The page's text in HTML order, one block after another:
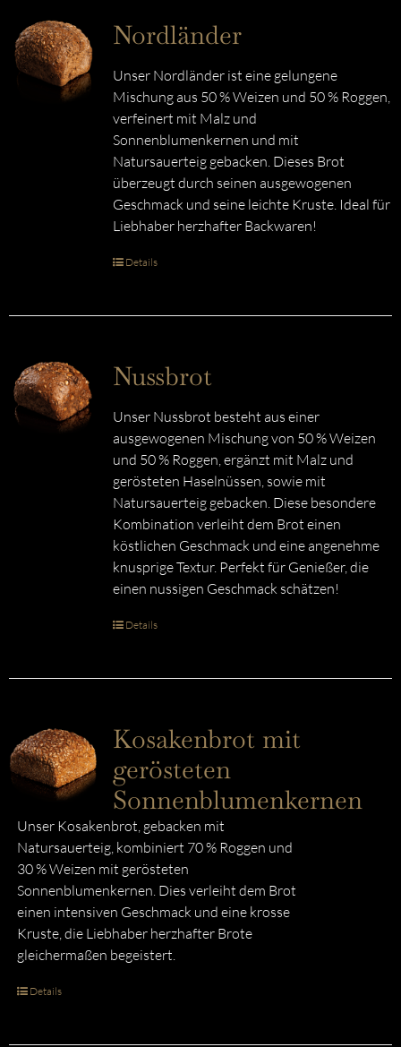
Nordländer
Unser Nordländer ist eine gelungene
Mischung aus 50 % Weizen und 50 % Roggen,
verfeinert mit Malz und
Sonnenblumenkernen und mit
Natursauerteig gebacken. Dieses Brot
überzeugt durch seinen ausgewogenen
Geschmack und seine leichte Kruste. Ideal für
Liebhaber herzhafter Backwaren!
Details
Nussbrot
Unser Nussbrot besteht aus einer
ausgewogenen Mischung von 50 % Weizen
und 50 % Roggen, ergänzt mit Malz und
gerösteten Haselnüssen, sowie mit
Natursauerteig gebacken. Diese besondere
Kombination verleiht dem Brot einen
köstlichen Geschmack und eine angenehme
knusprige Textur. Perfekt für Genießer, die
einen nussigen Geschmack schätzen!
Details
Kosakenbrot mit
gerösteten
Sonnenblumenkernen
Unser Kosakenbrot, gebacken mit
Natursauerteig, kombiniert 70 % Roggen und
30 % Weizen mit gerösteten
Sonnenblumenkernen. Dies verleiht dem Brot
einen intensiven Geschmack und eine krosse
Kruste, die Liebhaber herzhafter Brote
gleichermaßen begeistert.
Details